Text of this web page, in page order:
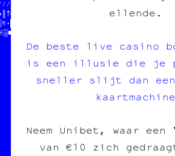
≡╬○■║¤//  STP MERCI
ellende.
De beste live casino
is een illusie die je
sneller slijt dan een
kaartmachine
Neem Unibet, waar een
van €10 zich